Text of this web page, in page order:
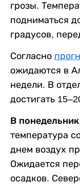
грозы.
подниматься
градусов,
Согласно
ожидаются в
недели. В
достигать
В
температура
днем воздух
Ожидается
осадков.